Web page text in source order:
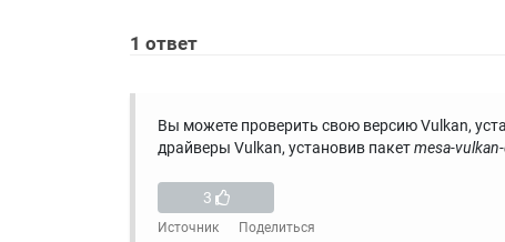
1 ответ
Вы можете проверить свою версию Vulkan,
драйверы Vulkan, установив пакетmesa-
3
Источник Поделиться